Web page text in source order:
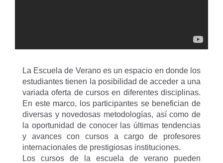
La Escuela de Verano es un espacio en donde los
estudiantes tienen la posibilidad de acceder a una
variada oferta de cursos en diferentes disciplinas.
En este marco, los participantes se benefician de
diversas y novedosas metodologías, así como de
la oportunidad de conocer las últimas tendencias
y avances con cursos a cargo de profesores
internacionales de prestigiosas instituciones.
Los cursos de la escuela de verano pueden